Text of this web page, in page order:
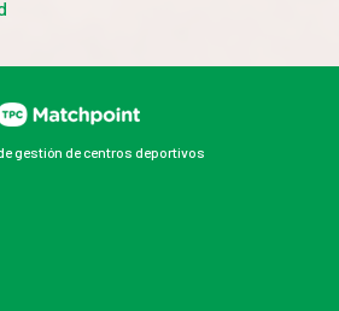
gestión de centros deportivos